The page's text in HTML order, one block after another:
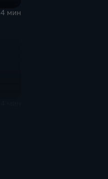
4 мин